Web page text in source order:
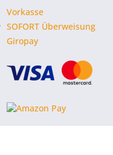
Vorkasse
SOFORT Überweisung
Giropay